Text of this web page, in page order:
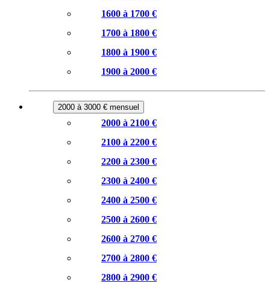
1600 à 1700 €
1700 à 1800 €
1800 à 1900 €
1900 à 2000 €
2000 à 3000 € mensuel
2000 à 2100 €
2100 à 2200 €
2200 à 2300 €
2300 à 2400 €
2400 à 2500 €
2500 à 2600 €
2600 à 2700 €
2700 à 2800 €
2800 à 2900 €